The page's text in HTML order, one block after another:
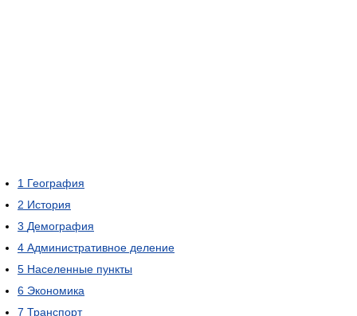
1 География
2 История
3 Демография
4 Административное деление
5 Населенные пункты
6 Экономика
7 Транспорт